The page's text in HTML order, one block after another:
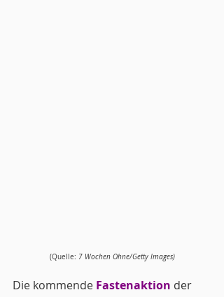
(Quelle: 7 Wochen Ohne/Getty Images)
Die kommende Fastenaktion der